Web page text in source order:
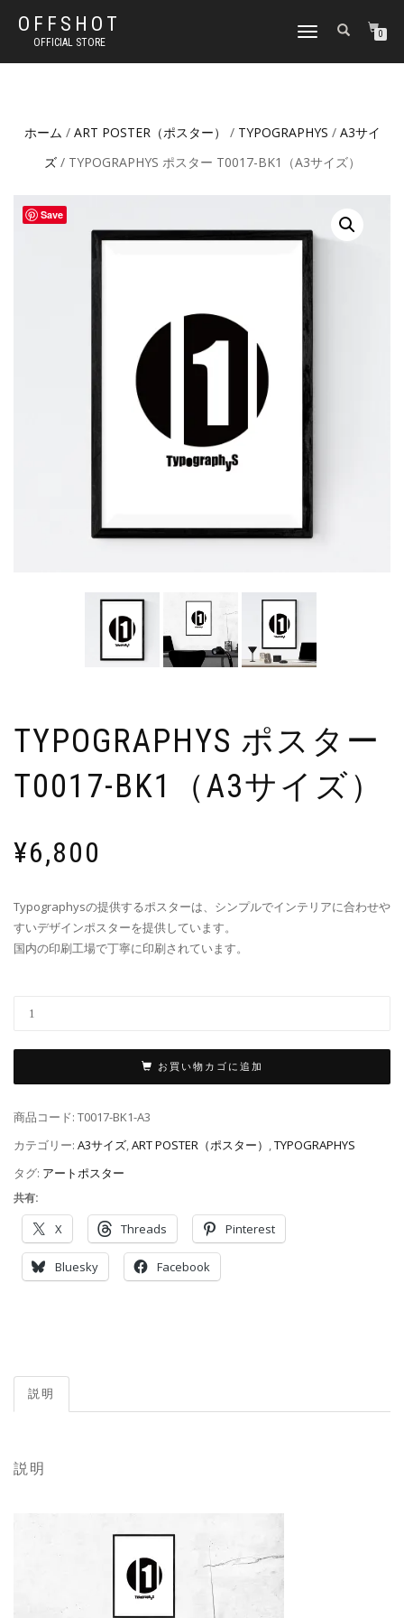
OFFSHOT
OFFICIAL STORE
ナ
ゲ
ン
り
0
ホーム / ART POSTER（ポスター） / TYPOGRAPHYS / A3サイ
ズ/ TYPOGRAPHYS ポスター T0017-BK1（A3サイズ）
Save
TYPOGRAPHYS ポスター
T0017-BK1（A3サイズ）
¥6,800
Typographysの提供するポスターは、シンプルでインテリアに合わせや
すいデザインポスターを提供しています。
国内の印刷工場で丁寧に印刷されています。
お買い物カゴに追加
商品コード: T0017-BK1-A3
カテゴリー: A3サイズ,ART POSTER（ポスター） ,TYPOGRAPHYS
タグ: アートポスター
共有:
X Threads Pinterest
Bluesky Facebook
説明
説明